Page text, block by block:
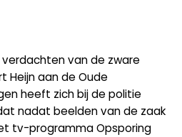
van de zware
Heijn aan de Oude
heeft zich bij de politie
nadat beelden van de zaak
tv-programma Opsporing